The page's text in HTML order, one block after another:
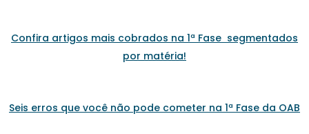
Confira artigos mais cobrados na 1ª Fase segmentados
por matéria!
Seis erros que você não pode cometer na 1ª Fase da OAB